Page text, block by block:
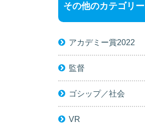
その他のカテゴリー
アカデミー賞2022
監督
ゴシップ／社会
VR